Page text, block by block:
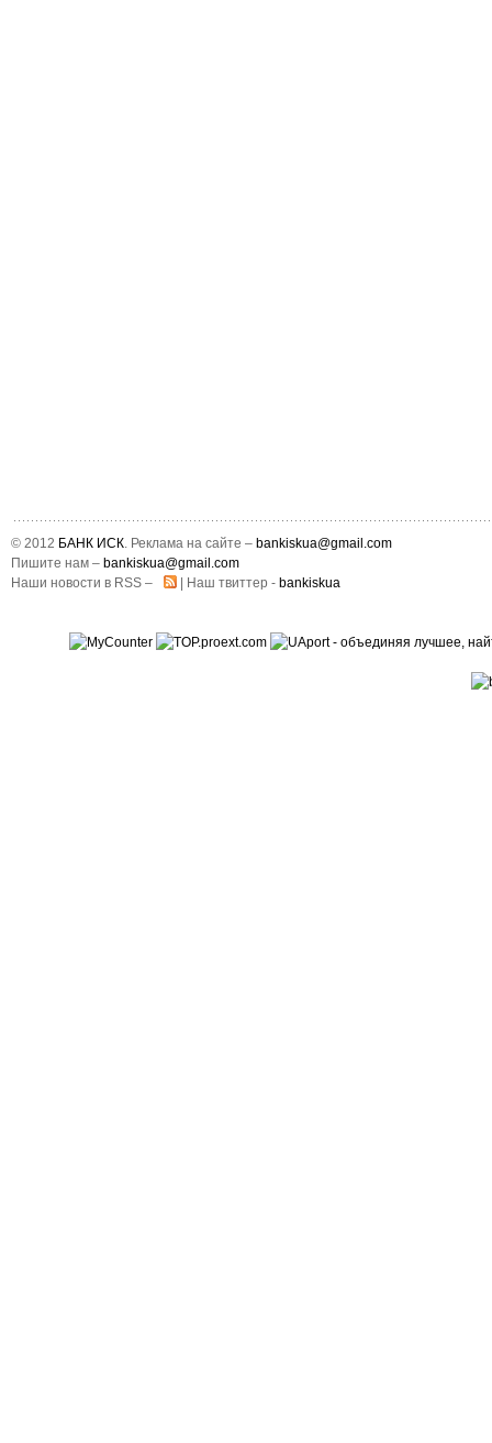
© 2012 БАНК ИСК. Реклама на сайте – bankiskua@gmail.com
Пишите нам – bankiskua@gmail.com
Наши новости в RSS –
| Наш твиттер - bankiskua